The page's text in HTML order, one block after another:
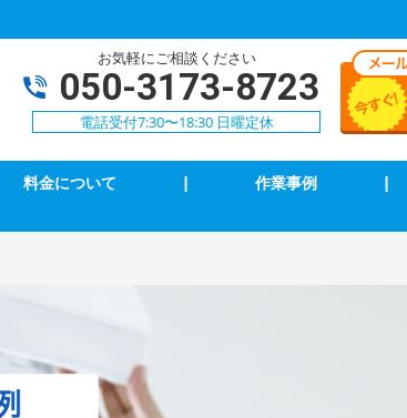
お気軽にご相談ください
050-3173-8723
電話受付7:30〜18:30 日曜定休
テナ修理・取付
インターホン修理・取付
査・修理
料金について | 作業事例
|